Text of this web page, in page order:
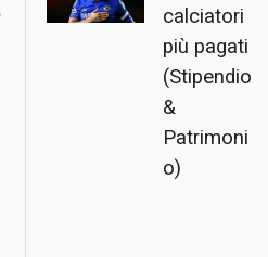
calciatori
più pagati
(Stipendio
&
Patrimoni
o)